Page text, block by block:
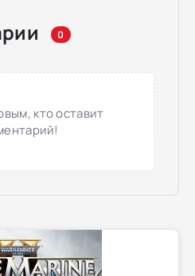
0
кто оставит